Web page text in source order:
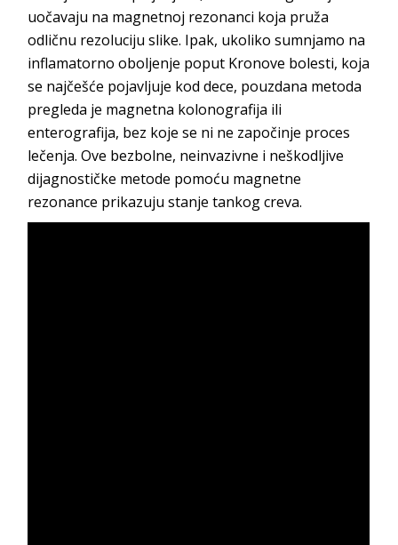
uočavaju na magnetnoj rezonanci koja pruža
odličnu rezoluciju slike. Ipak, ukoliko sumnjamo na
inflamatorno oboljenje poput Kronove bolesti, koja
se najčešće pojavljuje kod dece, pouzdana metoda
pregleda je magnetna kolonografija ili
enterografija, bez koje se ni ne započinje proces
lečenja. Ove bezbolne, neinvazivne i neškodljive
dijagnostičke metode pomoću magnetne
rezonance prikazuju stanje tankog creva.